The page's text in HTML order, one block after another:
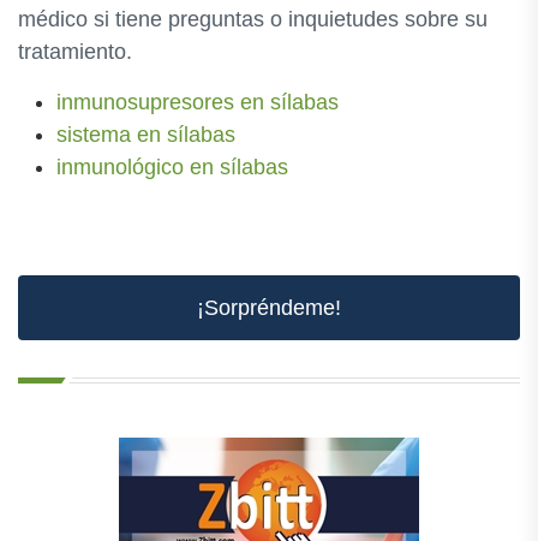
médico si tiene preguntas o inquietudes sobre su
tratamiento.
inmunosupresores en sílabas
sistema en sílabas
inmunológico en sílabas
¡Sorpréndeme!